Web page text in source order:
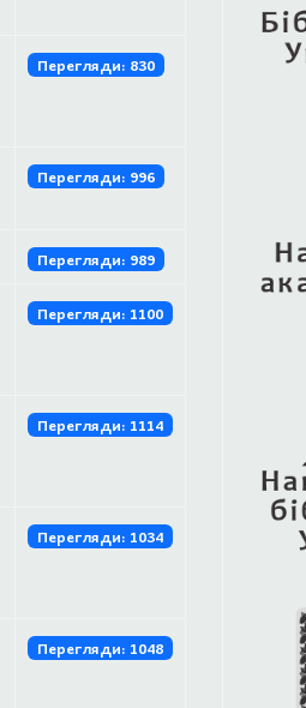
Перегляди: 830
Перегляди: 996
Перегляди: 989
Перегляди: 1100
Перегляди: 1114
Перегляди: 1034
Перегляди: 1048